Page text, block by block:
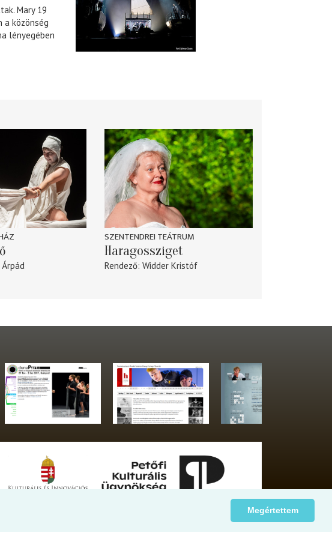
Megértettem
Mary 19
a közönség
lényegében
SZENTENDREI TEÁTRUM
Haragossziget
Rendező Widder Kristóf